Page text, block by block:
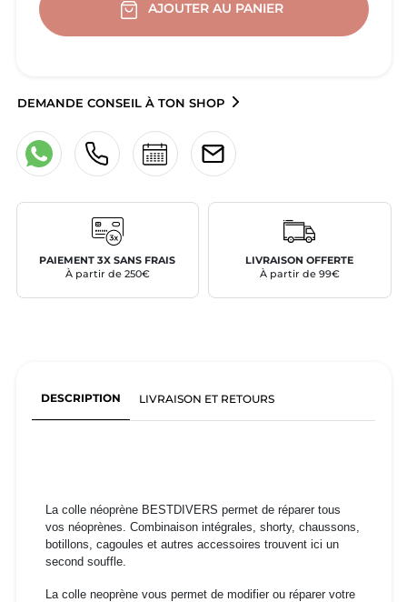
AJOUTER AU PANIER
DEMANDE CONSEIL À TON SHOP
PAIEMENT 3X SANS FRAIS
À partir de 250€
LIVRAISON OFFERTE
À partir de 99€
DESCRIPTION LIVRAISON ET RETOURS
La colle néoprène BESTDIVERS permet de réparer tous
vos néoprènes. Combinaison intégrales, shorty, chaussons,
botillons, cagoules et autres accessoires trouvent ici un
second souffle.
La colle neoprène vous permet de modifier ou réparer votre